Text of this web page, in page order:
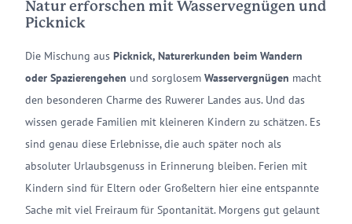
Natur erforschen mit Wasservegnügen und
Picknick
Die Mischung aus Picknick, Naturerkunden beim Wandern
oder Spazierengehen und sorglosem Wasservergnügen macht
den besonderen Charme des Ruwerer Landes aus. Und das
wissen gerade Familien mit kleineren Kindern zu schätzen. Es
sind genau diese Erlebnisse, die auch später noch als
absoluter Urlaubsgenuss in Erinnerung bleiben. Ferien mit
Kindern sind für Eltern oder Großeltern hier eine entspannte
Sache mit viel Freiraum für Spontanität. Morgens gut gelaunt